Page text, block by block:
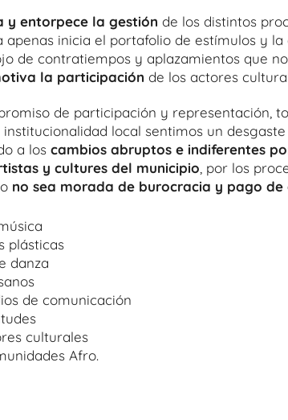
y entorpece la gestión de los distintos
inicia el portafolio de estímulos y
de contratiempos y aplazamientos que
la participación de los actores
de participación y representación,
local sentimos un
a los cambios abruptos e indiferentes
y cultures del municipio, por los
no sea morada de burocracia y pago
plásticas
danza
de comunicación
culturales
Afro.